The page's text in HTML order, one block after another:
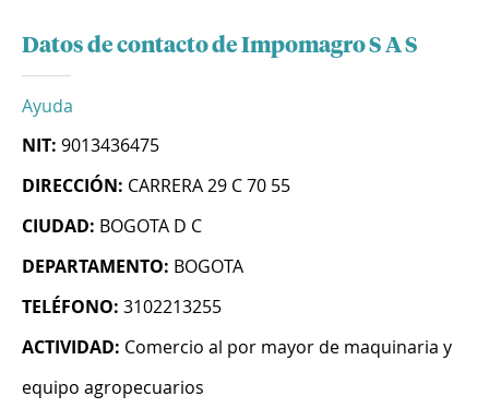
Datos de contacto de Impomagro S A S
Ayuda
NIT: 9013436475
DIRECCIÓN: CARRERA 29 C 70 55
CIUDAD: BOGOTA D C
DEPARTAMENTO: BOGOTA
TELÉFONO: 3102213255
ACTIVIDAD: Comercio al por mayor de maquinaria y
equipo agropecuarios